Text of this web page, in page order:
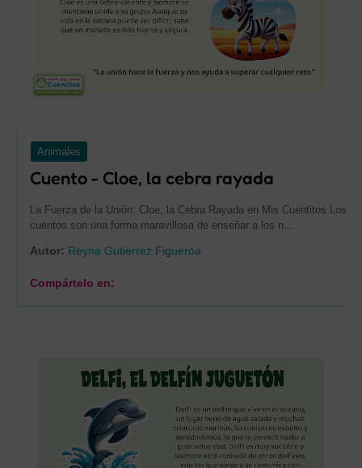
Animales
Cuento - Cloe, la cebra rayada
La Fuerza de la Unión: Cloe, la Cebra Rayada en Mis Cuentitos Los
cuentos son una forma maravillosa de enseñar a los n…
Autor: Reyna Gutierrez Figueroa
Compártelo en: